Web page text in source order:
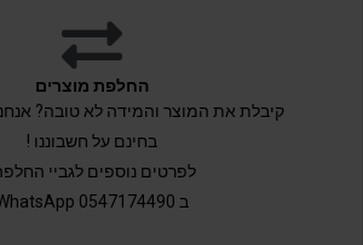
החלפת מוצרים
קיבלת את המוצר והמידה לא טובה?
בחינם על חשבוננו !
לפרטים נוספים לגביי
ב 0547174490 WhatsApp